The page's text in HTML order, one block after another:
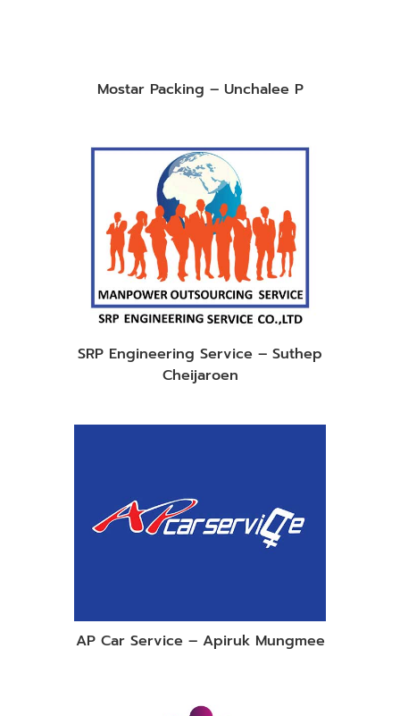
Mostar Packing – Unchalee P
SRP Engineering Service – Suthep
Cheijaroen
AP Car Service – Apiruk Mungmee